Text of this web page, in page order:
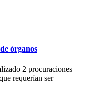
órganos
2 procuraciones
requerían ser